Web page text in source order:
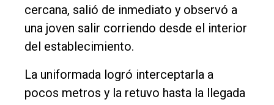
cercana, salió de inmediato y observó a
una joven salir corriendo desde el interior
del establecimiento.
La uniformada logró interceptarla a
pocos metros y la retuvo hasta la llegada